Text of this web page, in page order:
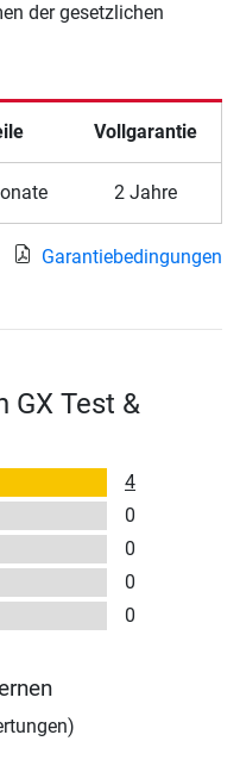
der gesetzlichen
Vollgarantie
2 Jahre
Garantiebedingungen
GX Test &
4
0
0
0
0